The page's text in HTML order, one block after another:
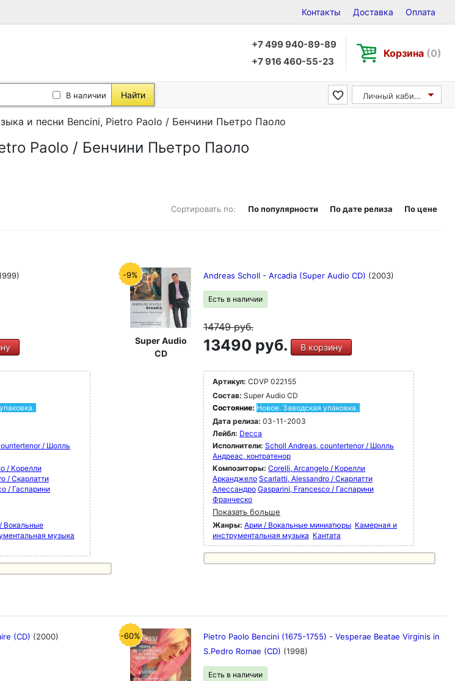
Контакты Доставка Оплата
+7 499 940-89-89
+7 916 460-55-23
Корзина (0)
В наличии Найти Личный кабинет
и песни Bencini, Pietro Paolo / Бенчини Пьетро Паоло
Paolo / Бенчини Пьетро Паоло
Сортировать по: По популярности По дате релиза По цене
/ Шолль
/ Корелли
/ Скарлатти
/ Гаспарини
Вокальные
музыка
-9%
Super Audio
CD
Andreas Scholl - Arcadia (Super Audio CD) (2003)
Есть в наличии
14749руб.
13490 руб. В корзину
Артикул: CDVP 022155
Состав: Super Audio CD
Состояние: Новое. Заводская упаковка.
Дата релиза: 03-11-2003
Лейбл: Decca
Исполнители: Scholl Andreas, countertenor / Шолль
Андреас, контратенор
Композиторы: Corelli, Arcangelo / Корелли
Арканджело Scarlatti, Alessandro / Скарлатти
Алессандро Gasparini, Francesco / Гаспарини
Франческо
Показать больше
Жанры: Арии / Вокальные миниатюры Камерная и
инструментальная музыка Кантата
(CD) (2000) -60%
Pietro Paolo Bencini (1675-1755) - Vesperae Beatae Virginis in
S.Pedro Romae (CD) (1998)
Есть в наличии